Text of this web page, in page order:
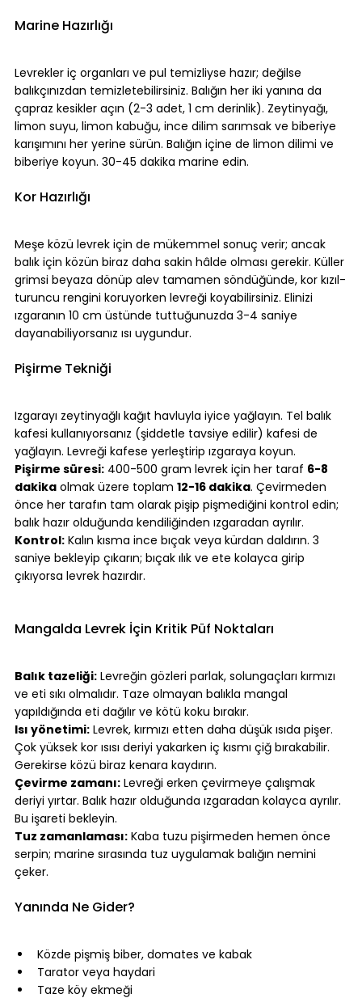
Marine Hazırlığı
Levrekler iç organları ve pul temizliyse hazır; değilse
balıkçınızdan temizletebilirsiniz. Balığın her iki yanına da
çapraz kesikler açın (2-3 adet, 1 cm derinlik). Zeytinyağı,
limon suyu, limon kabuğu, ince dilim sarımsak ve biberiye
karışımını her yerine sürün. Balığın içine de limon dilimi ve
biberiye koyun. 30-45 dakika marine edin.
Kor Hazırlığı
Meşe közü levrek için de mükemmel sonuç verir; ancak
balık için közün biraz daha sakin hâlde olması gerekir. Küller
grimsi beyaza dönüp alev tamamen söndüğünde, kor kızıl-
turuncu rengini koruyorken levreği koyabilirsiniz. Elinizi
ızgaranın 10 cm üstünde tuttuğunuzda 3-4 saniye
dayanabiliyorsanız ısı uygundur.
Pişirme Tekniği
Izgarayı zeytinyağlı kağıt havluyla iyice yağlayın. Tel balık
kafesi kullanıyorsanız (şiddetle tavsiye edilir) kafesi de
yağlayın. Levreği kafese yerleştirip ızgaraya koyun.
Pişirme süresi: 400-500 gram levrek için her taraf 6-8
dakika olmak üzere toplam 12-16 dakika. Çevirmeden
önce her tarafın tam olarak pişip pişmediğini kontrol edin;
balık hazır olduğunda kendiliğinden ızgaradan ayrılır.
Kontrol: Kalın kısma ince bıçak veya kürdan daldırın. 3
saniye bekleyip çıkarın; bıçak ılık ve ete kolayca girip
çıkıyorsa levrek hazırdır.
Mangalda Levrek İçin Kritik Püf Noktaları
Balık tazeliği: Levreğin gözleri parlak, solungaçları kırmızı
ve eti sıkı olmalıdır. Taze olmayan balıkla mangal
yapıldığında eti dağılır ve kötü koku bırakır.
Isı yönetimi: Levrek, kırmızı etten daha düşük ısıda pişer.
Çok yüksek kor ısısı deriyi yakarken iç kısmı çiğ bırakabilir.
Gerekirse közü biraz kenara kaydırın.
Çevirme zamanı: Levreği erken çevirmeye çalışmak
deriyi yırtar. Balık hazır olduğunda ızgaradan kolayca ayrılır.
Bu işareti bekleyin.
Tuz zamanlaması: Kaba tuzu pişirmeden hemen önce
serpin; marine sırasında tuz uygulamak balığın nemini
çeker.
Yanında Ne Gider?
Közde pişmiş biber, domates ve kabak
Tarator veya haydari
Taze köy ekmeği